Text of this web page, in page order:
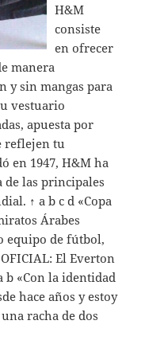
H&M
consiste
en ofrecer
manera
y sin mangas para
vestuario
apuesta por
reflejen tu
en 1947, H&M ha
de las principales
↑ a b c d «Copa
Árabes
equipo de fútbol,
El Everton
b «Con la identidad
hace años y estoy
racha de dos